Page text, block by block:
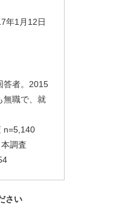
年1月12日
答者。2015
無職で、就
n=5,140
調査
さい